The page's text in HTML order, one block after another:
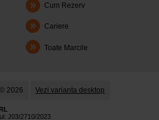
Cum Rezerv
Cariere
Toate Marcile
2026 Vezi varianta desktop
J03/2710/2023